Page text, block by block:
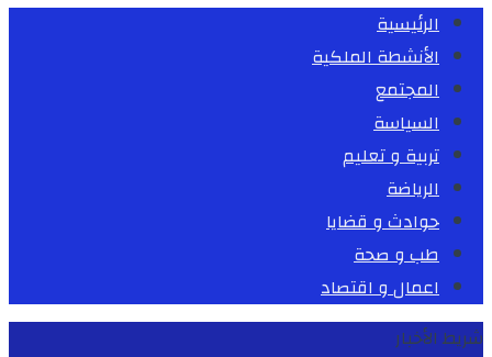
الرئيسية
الأنشطة الملكية
المجتمع
السياسة
تربية و تعليم
الرياضة
حوادث و قضايا
طب و صحة
اعمال و اقتصاد
شريط الأخبار